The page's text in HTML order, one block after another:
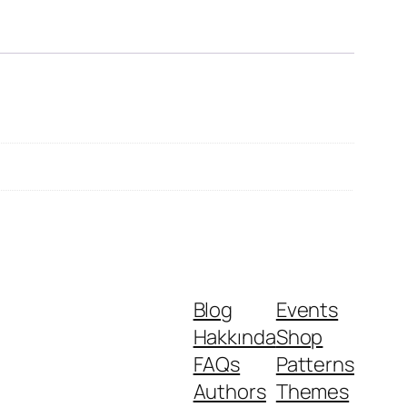
Blog
Hakkında
FAQs
Authors
Events
Shop
Patterns
Themes